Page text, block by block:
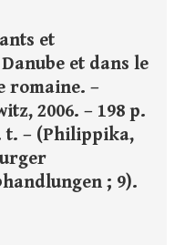
et
et dans le
romaine. –
2006. – 198 p.
– (Philippika,
; 9).